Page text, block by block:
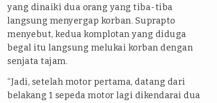
yang dinaiki dua orang yang tiba-tiba
langsung menyergap korban. Suprapto
menyebut, kedua komplotan yang diduga
begal itu langsung melukai korban dengan
senjata tajam.
“Jadi, setelah motor pertama, datang dari
belakang 1 sepeda motor lagi dikendarai dua